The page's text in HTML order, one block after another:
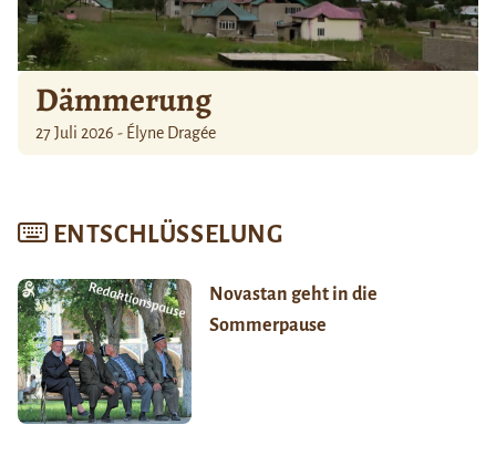
Dämmerung
27 Juli 2026 - Élyne Dragée
ENTSCHLÜSSELUNG
Novastan geht in die
Sommerpause